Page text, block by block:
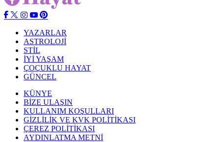
YAZARLAR
ASTROLOJİ
STİL
İYİ YAŞAM
ÇOÇUKLU HAYAT
GÜNCEL
KÜNYE
BİZE ULAŞIN
KULLANIM KOŞULLARI
GİZLİLİK VE KVK POLİTİKASI
ÇEREZ POLİTİKASI
AYDINLATMA METNİ